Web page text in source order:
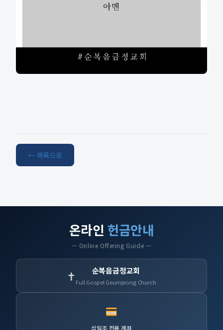
← 목록으로
온라인 헌금안내
— Online Offering Guide —
✝ 순복음금정교회
Full Gospel Geumjeong Church
십일조 전용 계좌